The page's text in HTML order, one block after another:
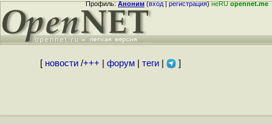
Профиль:Аноним(вход|регистрация)неRUopennet.me
[ новости/+++ форум| теги| ]